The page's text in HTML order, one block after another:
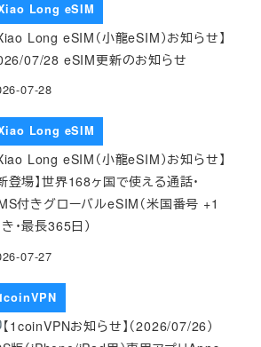
Long eSIM
Long eSIM（小龍eSIM）お知らせ】
07/28 eSIM更新のお知らせ
07-28
Long eSIM
Long eSIM（小龍eSIM）お知らせ】
登場】世界168ヶ国で使える通話・
付きグローバルeSIM（米国番号 +1
・最長365日）
07-27
【1coinVPNお知らせ】（2026/07/26）